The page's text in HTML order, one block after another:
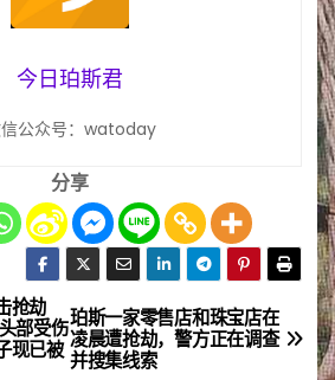
今日珀斯君
公众号：watoday
分享
珀斯一家零售店和珠宝店在
凌晨遭抢劫，警方正在调查
并搜集线索
抢劫
部受伤
现已被